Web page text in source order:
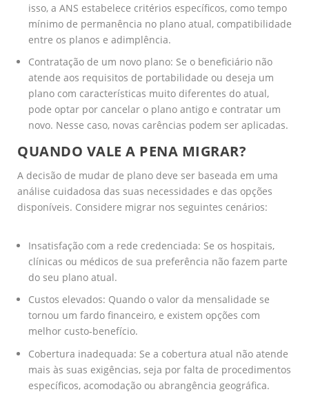
isso, a ANS estabelece critérios específicos, como tempo
mínimo de permanência no plano atual, compatibilidade
entre os planos e adimplência.
Contratação de um novo plano: Se o beneficiário não
atende aos requisitos de portabilidade ou deseja um
plano com características muito diferentes do atual,
pode optar por cancelar o plano antigo e contratar um
novo. Nesse caso, novas carências podem ser aplicadas.
QUANDO VALE A PENA MIGRAR?
A decisão de mudar de plano deve ser baseada em uma
análise cuidadosa das suas necessidades e das opções
disponíveis. Considere migrar nos seguintes cenários:
Insatisfação com a rede credenciada: Se os hospitais,
clínicas ou médicos de sua preferência não fazem parte
do seu plano atual.
Custos elevados: Quando o valor da mensalidade se
tornou um fardo financeiro, e existem opções com
melhor custo-benefício.
Cobertura inadequada: Se a cobertura atual não atende
mais às suas exigências, seja por falta de procedimentos
específicos, acomodação ou abrangência geográfica.